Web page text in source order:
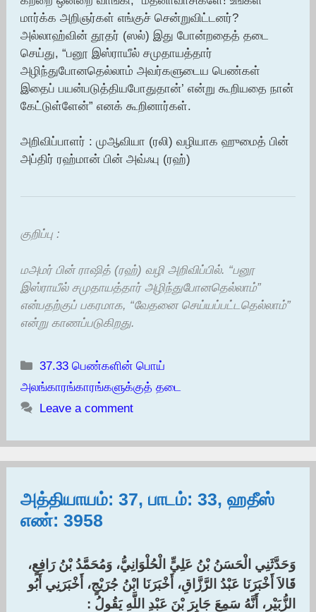
மார்க்க அறிஞர்கள் எங்குச் சென்றுவிட்டனர்?
அல்லாஹ்வின் தூதர் (ஸல்) இது போன்றதைத் தடை
செய்து, “பனூ இஸ்ராயீல் சமுதாயத்தார்
அழிந்துபோனதெல்லாம் அவர்களுடைய பெண்கள்
இதைப் பயன்படுத்தியபோதுதான்’ என்று கூறியதை நான்
கேட்டுள்ளேன்” எனக் கூறினார்கள்.
அறிவிப்பாளர் : முஆவியா (ரலி) வழியாக ஹுமைத் பின்
அப்திர் ரஹ்மான் பின் அவ்ஃபு (ரஹ்)
குறிப்பு :
மஅமர் பின் ராஷித் (ரஹ்) வழி அறிவிப்பில். “பனூ
இஸ்ராயீல் சமுதாயத்தார் அழிந்துபோனதெல்லாம்”
என்பதற்குப் பகரமாக, “வேதனை செய்யப்பட்டதெல்லாம்”
என்று காணப்படுகிறது.
Categories
37.33 பெண்களின் பொய்
அலங்காரங்காரங்களுக்குத் தடை
Leave a comment
அத்தியாயம்: 37, பாடம்: 33, ஹதீஸ்
எண்: 3958
وَحَدَّثَنِي الْحَسَنُ بْنُ عَلِيٍّ الْحُلْوَانِيُّ، وَمُحَمَّدُ بْنُ رَافِعٍ،
قَالاَ أَخْبَرَنَا عَبْدُ الرَّزَّاقِ، أَخْبَرَنَا ابْنُ جُرَيْجٍ، أَخْبَرَنِي أَبُو
الزُّبَيْرِ، أَنَّهُ سَمِعَ جَابِرَ بْنَ عَبْدِ اللَّهِ يَقُولُ :‏